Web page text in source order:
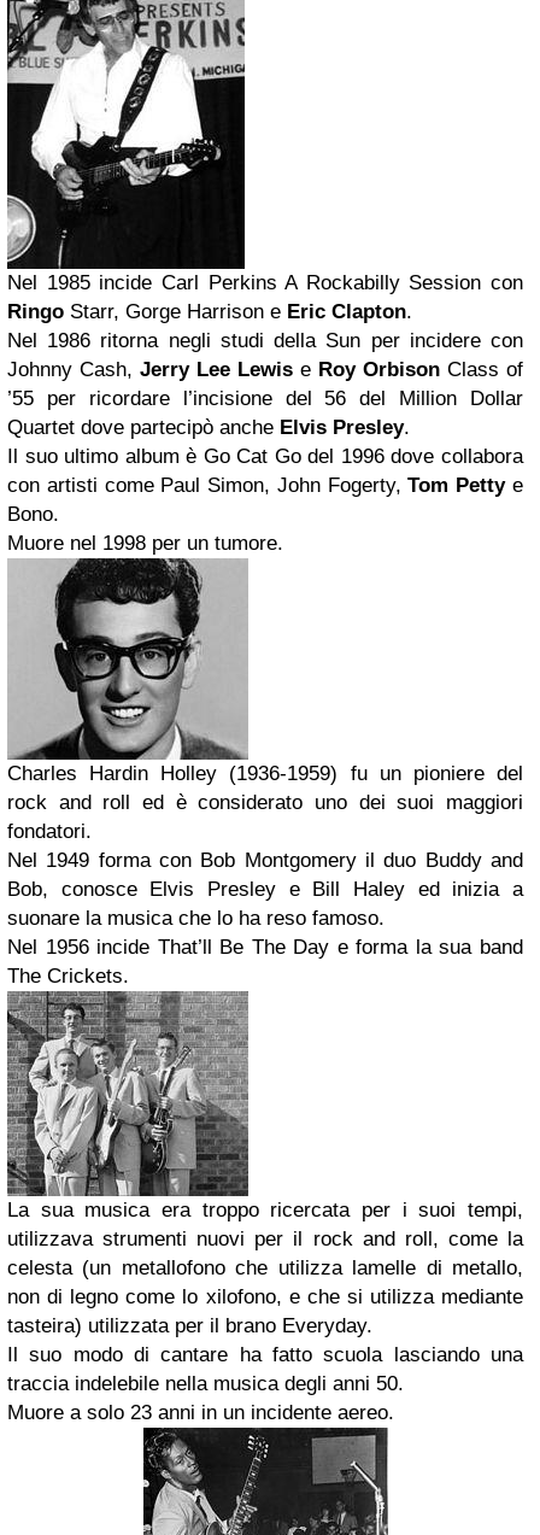
Nel 1985 incide Carl Perkins A Rockabilly Session con
Ringo Starr, Gorge Harrison e Eric Clapton.
Nel 1986 ritorna negli studi della Sun per incidere con
Johnny Cash, Jerry Lee Lewis e Roy Orbison Class of
’55 per ricordare l’incisione del 56 del Million Dollar
Quartet dove partecipò anche Elvis Presley.
Il suo ultimo album è Go Cat Go del 1996 dove collabora
con artisti come Paul Simon, John Fogerty,Tom Pettye
Bono.
Muore nel 1998 per un tumore.
Charles Hardin Holley (1936-1959) fu un pioniere del
rock and roll ed è considerato uno dei suoi maggiori
fondatori.
Nel 1949 forma con Bob Montgomery il duo Buddy and
Bob, conosce Elvis Presley e Bill Haley ed inizia a
suonare la musica che lo ha reso famoso.
Nel 1956 incide That’ll Be The Day e forma la sua band
The Crickets.
La sua musica era troppo ricercata per i suoi tempi,
utilizzava strumenti nuovi per il rock and roll, come la
celesta (un metallofono che utilizza lamelle di metallo,
non di legno come lo xilofono, e che si utilizza mediante
tasteira) utilizzata per il brano Everyday.
Il suo modo di cantare ha fatto scuola lasciando una
traccia indelebile nella musica degli anni 50.
Muore a solo 23 anni in un incidente aereo.